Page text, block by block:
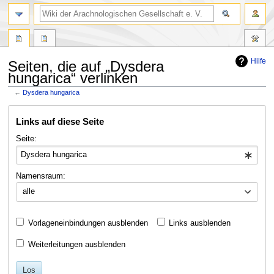
Hilfe
Seiten, die auf „Dysdera
hungarica“ verlinken
←Dysdera hungarica
Navigation
Suche
Links auf diese Seite
Seite:
Namensraum:
alle
Vorlageneinbindungen ausblenden Links ausblenden
Weiterleitungen ausblenden
Los